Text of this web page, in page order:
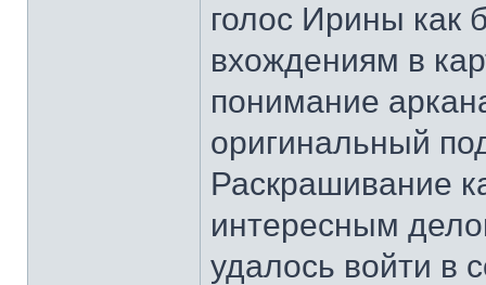
голос Ирины как
вхождениям в
понимание
оригинальный
Раскрашивание
интересным
удалось войти в